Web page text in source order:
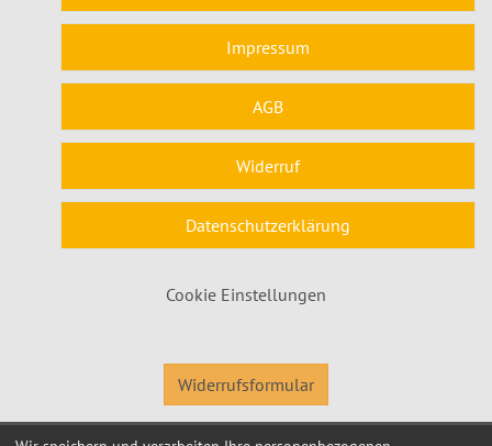
Impressum
AGB
Widerruf
Datenschutzerklärung
Cookie Einstellungen
Widerrufsformular